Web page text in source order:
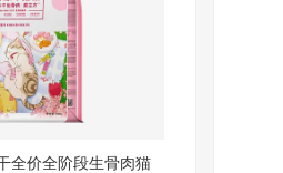
全价全阶段生骨肉猫